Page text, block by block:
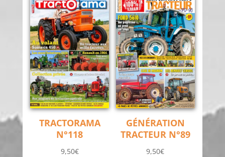
TRACTORAMA
N°118
9,50€
GÉNÉRATION
TRACTEUR N°89
9,50€